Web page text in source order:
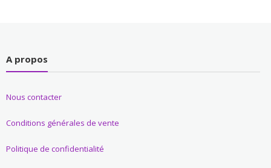
A propos
Nous contacter
Conditions générales de vente
Politique de confidentialité